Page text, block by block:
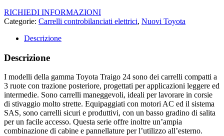
RICHIEDI INFORMAZIONI
Categorie: Carrelli controbilanciati elettrici, Nuovi Toyota
Descrizione
Descrizione
I modelli della gamma Toyota Traigo 24 sono dei carrelli compatti a
3 ruote con trazione posteriore, progettati per applicazioni leggere ed
intermedie. Sono carrelli maneggevoli, ideali per lavorare in corsie
di stivaggio molto strette. Equipaggiati con motori AC ed il sistema
SAS, sono carrelli sicuri e produttivi, con un basso gradino di salita
per un facile accesso. Questa serie offre inoltre un’ampia
combinazione di cabine e pannellature per l’utilizzo all’esterno.